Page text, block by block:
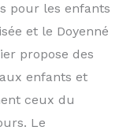
pour les enfants
et le Doyenné
propose des
enfants et
ceux du
Le